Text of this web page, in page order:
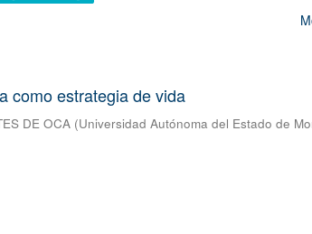
como estrategia de vida
DE OCA (Universidad Autónoma del Estado de